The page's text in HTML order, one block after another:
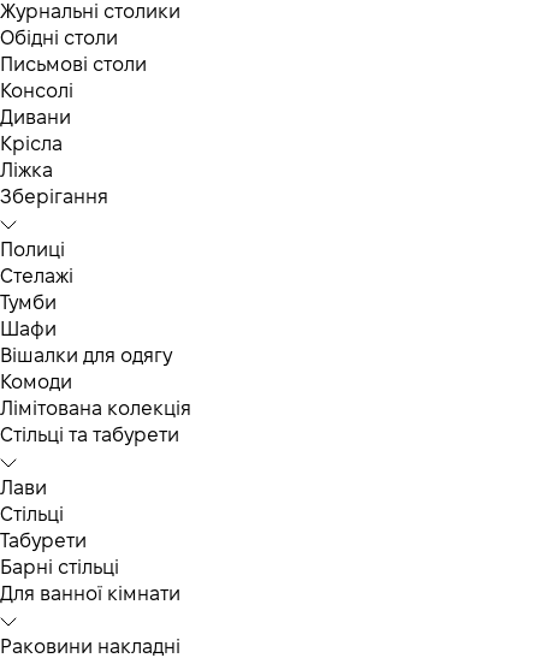
Журнальні столики
Обідні столи
Письмові столи
Консолі
Дивани
Крісла
Ліжка
Зберігання
Полиці
Стелажі
Тумби
Шафи
Вішалки для одягу
Комоди
Лімітована колекція
Стільці та табурети
Лави
Стільці
Табурети
Барні стільці
Для ванної кімнати
Раковини накладні